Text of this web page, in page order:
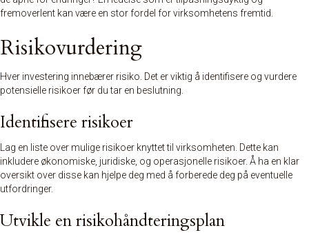
fremoverlent kan være en stor fordel for virksomhetens fremtid.
Risikovurdering
Hver investering innebærer risiko. Det er viktig å identifisere og vurdere
potensielle risikoer før du tar en beslutning.
Identifisere risikoer
Lag en liste over mulige risikoer knyttet til virksomheten. Dette kan
inkludere økonomiske, juridiske, og operasjonelle risikoer. Å ha en klar
oversikt over disse kan hjelpe deg med å forberede deg på eventuelle
utfordringer.
Utvikle en risikohåndteringsplan